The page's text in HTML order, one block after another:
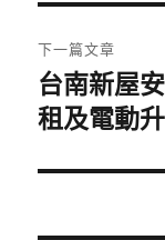
文
章:
下一篇文章
下
一
文
台南新屋
租及電動